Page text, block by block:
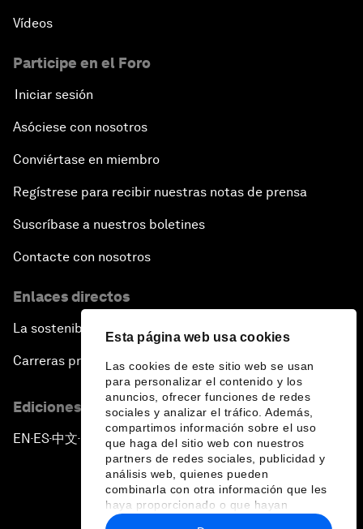
Esta página web usa cookies
Las cookies de este sitio web se usan
para personalizar el contenido y los
anuncios, ofrecer funciones de redes
sociales y analizar el tráfico. Además,
compartimos información sobre el uso
que haga del sitio web con nuestros
partners de redes sociales, publicidad y
análisis web, quienes pueden
combinarla con otra información que les
haya proporcionado o que hayan
recopilado a partir del uso que haya
Vídeos
Participe en el Foro
Iniciar sesión
Asóciese con nosotros
Conviértase en miembro
Regístrese para recibir nuestras notas de prensa
Suscríbase a nuestros boletines
Contacte con nosotros
Enlaces directos
La sostenibilidad en el Foro
Carreras profesionales
Ediciones en otros idiomas
EN ▪ ES▪中文▪ 日本語